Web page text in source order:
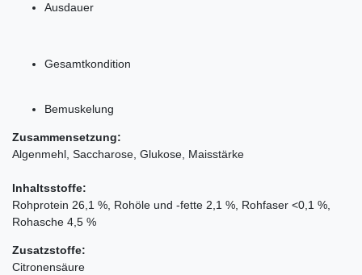
Ausdauer
Gesamtkondition
Bemuskelung
Zusammensetzung:
Algenmehl, Saccharose, Glukose, Maisstärke
Inhaltsstoffe:
Rohprotein 26,1 %, Rohöle und -fette 2,1 %, Rohfaser <0,1 %,
Rohasche 4,5 %
Zusatzstoffe:
Citronensäure